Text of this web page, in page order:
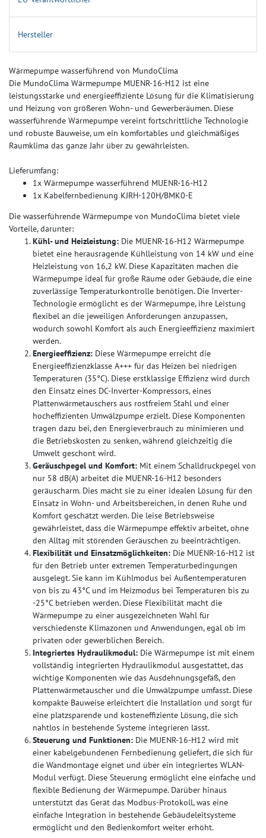
Hersteller
Wärmepumpe wasserführend von MundoClima
Die MundoClima Wärmepumpe MUENR-16-H12 ist eine
leistungsstarke und energieeffiziente Lösung für die Klimatisierung
und Heizung von größeren Wohn- und Gewerberäumen. Diese
wasserführende Wärmepumpe vereint fortschrittliche Technologie
und robuste Bauweise, um ein komfortables und gleichmäßiges
Raumklima das ganze Jahr über zu gewährleisten.
Lieferumfang:
1x Wärmepumpe wasserführend MUENR-16-H12
1x Kabelfernbedienung KJRH-120H/BMK0-E
Die wasserführende Wärmepumpe von MundoClima bietet viele
Vorteile, darunter:
Kühl- und Heizleistung: Die MUENR-16-H12 Wärmepumpe
bietet eine herausragende Kühlleistung von 14 kW und eine
Heizleistung von 16,2 kW. Diese Kapazitäten machen die
Wärmepumpe ideal für große Räume oder Gebäude, die eine
zuverlässige Temperaturkontrolle benötigen. Die Inverter-
Technologie ermöglicht es der Wärmepumpe, ihre Leistung
flexibel an die jeweiligen Anforderungen anzupassen,
wodurch sowohl Komfort als auch Energieeffizienz maximiert
werden.
Energieeffizienz: Diese Wärmepumpe erreicht die
Energieeffizienzklasse A+++ für das Heizen bei niedrigen
Temperaturen (35°C). Diese erstklassige Effizienz wird durch
den Einsatz eines DC-Inverter-Kompressors, eines
Plattenwärmetauschers aus rostfreiem Stahl und einer
hocheffizienten Umwälzpumpe erzielt. Diese Komponenten
tragen dazu bei, den Energieverbrauch zu minimieren und
die Betriebskosten zu senken, während gleichzeitig die
Umwelt geschont wird.
Geräuschpegel und Komfort: Mit einem Schalldruckpegel von
nur 58 dB(A) arbeitet die MUENR-16-H12 besonders
geräuscharm. Dies macht sie zu einer idealen Lösung für den
Einsatz in Wohn- und Arbeitsbereichen, in denen Ruhe und
Komfort geschätzt werden. Die leise Betriebsweise
gewährleistet, dass die Wärmepumpe effektiv arbeitet, ohne
den Alltag mit störenden Geräuschen zu beeinträchtigen.
Flexibilität und Einsatzmöglichkeiten: Die MUENR-16-H12 ist
für den Betrieb unter extremen Temperaturbedingungen
ausgelegt. Sie kann im Kühlmodus bei Außentemperaturen
von bis zu 43°C und im Heizmodus bei Temperaturen bis zu
-25°C betrieben werden. Diese Flexibilität macht die
Wärmepumpe zu einer ausgezeichneten Wahl für
verschiedenste Klimazonen und Anwendungen, egal ob im
privaten oder gewerblichen Bereich.
Integriertes Hydraulikmodul: Die Wärmepumpe ist mit einem
vollständig integrierten Hydraulikmodul ausgestattet, das
wichtige Komponenten wie das Ausdehnungsgefäß, den
Plattenwärmetauscher und die Umwälzpumpe umfasst. Diese
kompakte Bauweise erleichtert die Installation und sorgt für
eine platzsparende und kosteneffiziente Lösung, die sich
nahtlos in bestehende Systeme integrieren lässt.
Steuerung und Funktionen: Die MUENR-16-H12 wird mit
einer kabelgebundenen Fernbedienung geliefert, die sich für
die Wandmontage eignet und über ein integriertes WLAN-
Modul verfügt. Diese Steuerung ermöglicht eine einfache und
flexible Bedienung der Wärmepumpe. Darüber hinaus
unterstützt das Gerät das Modbus-Protokoll, was eine
einfache Integration in bestehende Gebäudeleitsysteme
ermöglicht und den Bedienkomfort weiter erhöht.